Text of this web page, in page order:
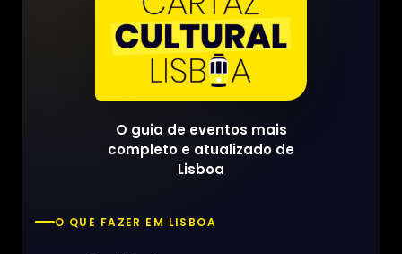
O guia de eventos mais
completo e atualizado de
Lisboa
O QUE FAZER EM LISBOA